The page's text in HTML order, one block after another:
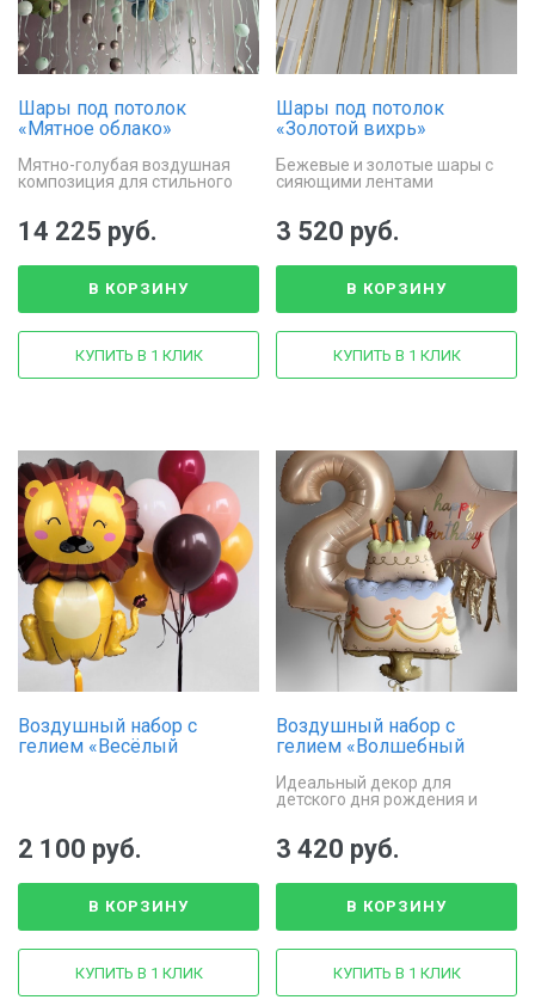
Шары под потолок
«Мятное облако»
Мятно-голубая воздушная
композиция для стильного
14 225 руб.
В КОРЗИНУ
КУПИТЬ В 1 КЛИК
Шары под потолок
«Золотой вихрь»
Бежевые и золотые шары с
сияющими лентами
3 520 руб.
В КОРЗИНУ
КУПИТЬ В 1 КЛИК
Воздушный набор с
гелием «Весёлый
2 100 руб.
В КОРЗИНУ
КУПИТЬ В 1 КЛИК
Воздушный набор с
гелием «Волшебный
Идеальный декор для
детского дня рождения и
3 420 руб.
В КОРЗИНУ
КУПИТЬ В 1 КЛИК